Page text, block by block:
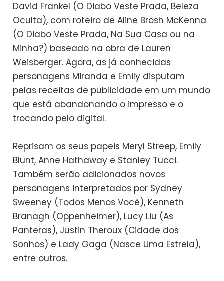
David Frankel (O Diabo Veste Prada, Beleza
Oculta), com roteiro de Aline Brosh McKenna
(O Diabo Veste Prada, Na Sua Casa ou na
Minha?) baseado na obra de Lauren
Weisberger. Agora, as já conhecidas
personagens Miranda e Emily disputam
pelas receitas de publicidade em um mundo
que está abandonando o impresso e o
trocando pelo digital.
Reprisam os seus papeis Meryl Streep, Emily
Blunt, Anne Hathaway e Stanley Tucci.
Também serão adicionados novos
personagens interpretados por Sydney
Sweeney (Todos Menos Você), Kenneth
Branagh (Oppenheimer), Lucy Liu (As
Panteras), Justin Theroux (Cidade dos
Sonhos) e Lady Gaga (Nasce Uma Estrela),
entre outros.